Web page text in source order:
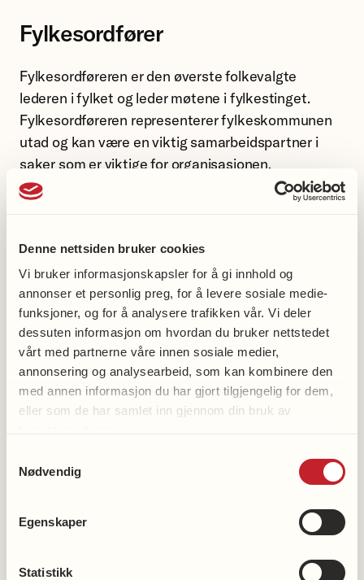
Denne nettsiden bruker cookies
Vi bruker informasjonskapsler for å gi innhold og
annonser et personlig preg, for å levere sosiale medie-
funksjoner, og for å analysere trafikken vår. Vi deler
dessuten informasjon om hvordan du bruker nettstedet
vårt med partnerne våre innen sosiale medier,
annonsering og analysearbeid, som kan kombinere den
med annen informasjon du har gjort tilgjengelig for dem,
eller som de har samlet inn gjennom din bruk av
Nødvendig
Egenskaper
Statistikk
Fylkesordfører
Fylkesordføreren er den øverste folkevalgte
lederen i fylket og leder møtene i fylkestinget.
Fylkesordføreren representerer fylkeskommunen
utad og kan være en viktig samarbeidspartner i
saker som er viktige for organisasjonen.
Fylkesutvalget
Fylkesutvalget fungerer som fylkeskommunens
politiske arbeidsutvalg. Utvalget behandler mange
saker før de kommer til fylkestinget og har ansvar
for å følge opp vedtak og løpende politiske saker.
Hovedutvalg og komiteer
De fleste fylkeskommuner har politiske utvalg eller
folkehelse og kultur
tannhelse